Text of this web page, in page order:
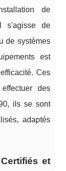
de
s'agisse de
de systèmes
est
Ces
des
ils se sont
adaptés
et